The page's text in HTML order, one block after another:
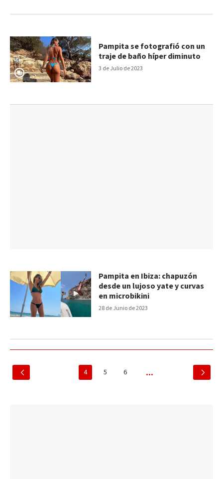
3 de Julio de 2023
Pampita se fotografió con un
traje de baño híper diminuto
28 de Junio de 2023
Pampita en Ibiza: chapuzón
desde un lujoso yate y curvas
en microbikini
4 5 6